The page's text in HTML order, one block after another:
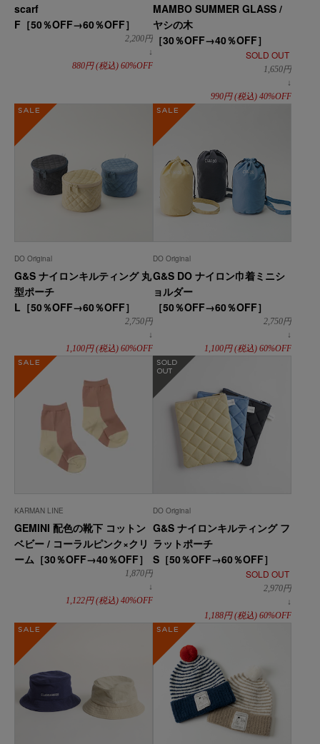
scarf
F［50％OFF→60％OFF］
2,200円
↓
880円(税込) 60%OFF
MAMBO SUMMER GLASS /
ヤシの木
［30％OFF→40％OFF］
SOLD OUT
1,650円
↓
990円(税込) 40%OFF
DO Original
G&S ナイロンキルティング 丸
型ポーチ
L［50％OFF→60％OFF］
2,750円
↓
1,100円(税込) 60%OFF
DO Original
G&S DO ナイロン巾着ミニシ
ョルダー
［50％OFF→60％OFF］
2,750円
↓
1,100円(税込) 60%OFF
KARMAN LINE
GEMINI 配色の靴下 コットン
ベビー / コーラルピンク×クリ
ーム［30％OFF→40％OFF］
1,870円
↓
1,122円(税込) 40%OFF
DO Original
G&S ナイロンキルティング フ
ラットポーチ
S［50％OFF→60％OFF］
SOLD OUT
2,970円
↓
1,188円(税込) 60%OFF